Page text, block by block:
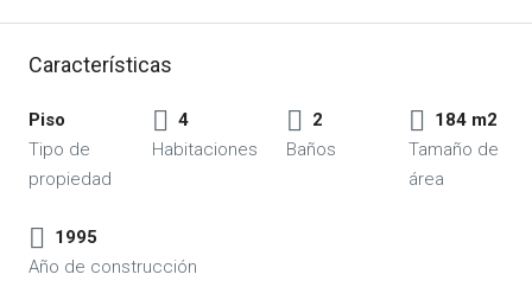
Características
Piso
Tipo de
propiedad
4
Habitaciones
2
Baños
184 m2
Tamaño de
área
1995
Año de construcción